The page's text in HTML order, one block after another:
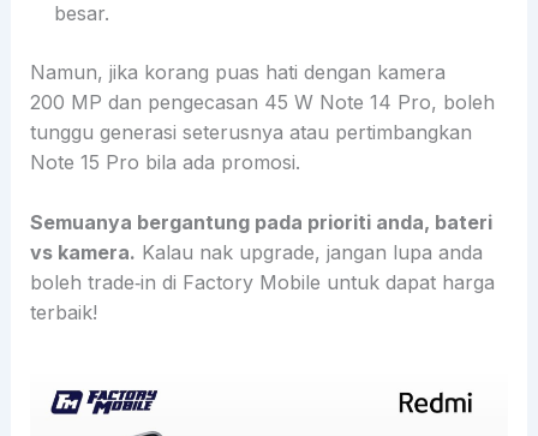
besar.
Namun, jika korang puas hati dengan kamera
200 MP dan pengecasan 45 W Note 14 Pro, boleh
tunggu generasi seterusnya atau pertimbangkan
Note 15 Pro bila ada promosi.
Semuanya bergantung pada prioriti anda, bateri
vs kamera. Kalau nak upgrade, jangan lupa anda
boleh trade‑in di Factory Mobile untuk dapat harga
terbaik!